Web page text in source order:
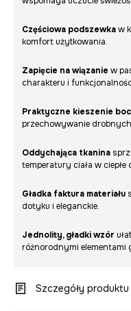
Częściowa podszewkaw
komfort użytkowania.
Zapięcie na wiązanie w
charakteru i
Praktyczne kieszenie
przechowywanie
Oddychająca tkanina
temperatury ciała w ciepłe
Gładka faktura materiału
dotyku i eleganckie.
Jednolity, gładki wzór
różnorodnymi elementami
Szczegóły produktu